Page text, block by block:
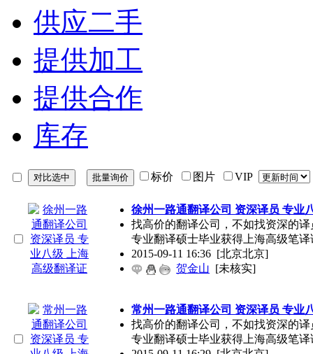
供应二手
提供加工
提供合作
库存
标价 图片 VIP
徐州一路通翻译公司 资深译员 专业
找高价的翻译公司，不如找资深的
专业翻译硕士毕业获得上海高级笔译
2015-09-11 16:36 [北京北京]
贺金山 [未核实]
常州一路通翻译公司 资深译员 专业
找高价的翻译公司，不如找资深的
专业翻译硕士毕业获得上海高级笔译